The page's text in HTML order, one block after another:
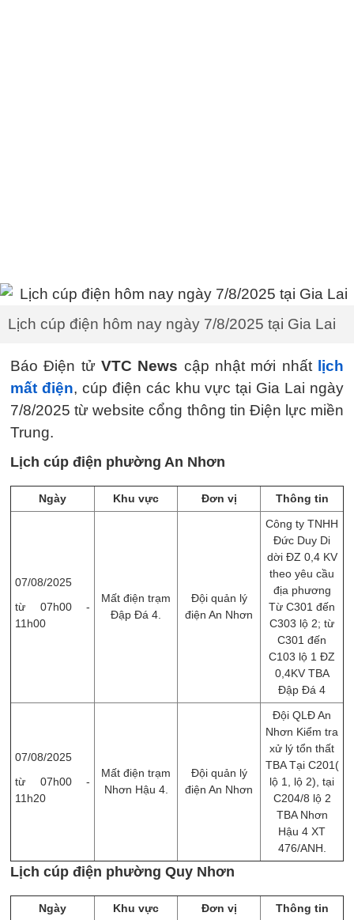
Lịch cúp điện hôm nay ngày 7/8/2025 tại Gia Lai
Báo Điện tử VTC News cập nhật mới nhất
lịch
mất điện, cúp điện các khu vực tại Gia Lai ngày
7/8/2025 từ website cổng thông tin Điện lực miền
Trung.
Lịch cúp điện phường An Nhơn
Ngày Khu vực Đơn vị Thông tin
07/08/2025
từ 07h00 -
11h00
Mất điện trạm
Đập Đá 4.
Đội quản lý
điện An Nhơn
Công ty TNHH
Đức Duy Di
dời ĐZ 0,4 KV
theo yêu cầu
địa phương
Từ C301 đến
C303 lộ 2; từ
C301 đến
C103 lộ 1 ĐZ
0,4KV TBA
Đập Đá 4
07/08/2025
từ 07h00 -
11h20
Mất điện trạm
Nhơn Hậu 4.
Đội quản lý
điện An Nhơn
Đội QLĐ An
Nhơn Kiểm tra
xử lý tổn thất
TBA Tại C201(
lộ 1, lộ 2), tại
C204/8 lộ 2
TBA Nhơn
Hậu 4 XT
476/ANH.
Lịch cúp điện phường Quy Nhơn
Ngày Khu vực Đơn vị Thông tin